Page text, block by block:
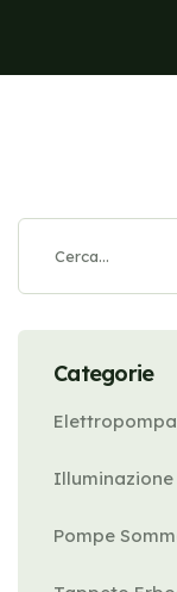
Categorie
Illuminazione
Pompe